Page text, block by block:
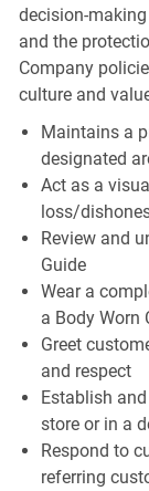
decision-
and the
Company
culture and
Maintains a
designated
Act as a
loss/
Review and
Guide
Wear a
a Body Worn
Greet
and respect
Establish
store or in a
Respond to
referring